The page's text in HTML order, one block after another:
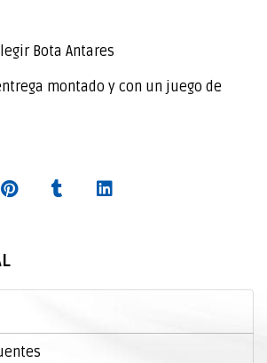
Bota Antares
montado y con un juego de